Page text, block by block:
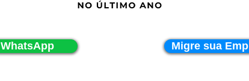
WhatsApp Migre sua